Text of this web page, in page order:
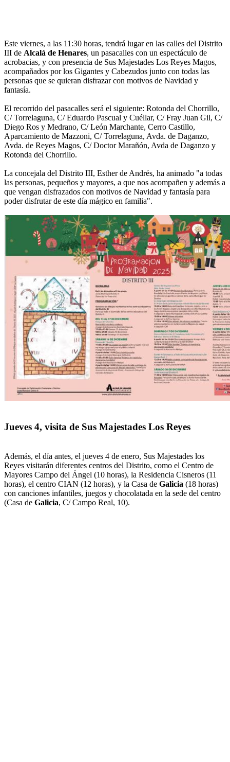
Este viernes, a las 11:30 horas, tendrá lugar en las calles del Distrito
III de Alcalá de Henares, un pasacalles con un espectáculo de
acrobacias, y con presencia de Sus Majestades Los Reyes Magos,
acompañados por los Gigantes y Cabezudos junto con todas las
personas que se quieran disfrazar con motivos de Navidad y
fantasía.
El recorrido del pasacalles será el siguiente: Rotonda del Chorrillo,
C/ Torrelaguna, C/ Eduardo Pascual y Cuéllar, C/ Fray Juan Gil, C/
Diego Ros y Medrano, C/ León Marchante, Cerro Castillo,
Aparcamiento de Mazzoni, C/ Torrelaguna, Avda. de Daganzo,
Avda. de Reyes Magos, C/ Doctor Marañón, Avda de Daganzo y
Rotonda del Chorrillo.
La concejala del Distrito III, Esther de Andrés, ha animado "a todas
las personas, pequeños y mayores, a que nos acompañen y además a
que vengan disfrazados con motivos de Navidad y fantasía para
poder disfrutar de este día mágico en familia".
Jueves 4, visita de Sus Majestades Los Reyes
Además, el día antes, el jueves 4 de enero, Sus Majestades los
Reyes visitarán diferentes centros del Distrito, como el Centro de
Mayores Campo del Ángel (10 horas), la Residencia Cisneros (11
horas), el centro CIAN (12 horas), y la Casa de Galicia (18 horas)
con canciones infantiles, juegos y chocolatada en la sede del centro
(Casa de Galicia, C/ Campo Real, 10).